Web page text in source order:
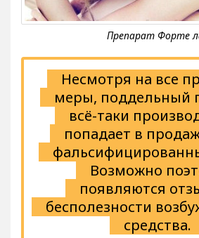
Несмотря на все
меры, поддельный
всё-таки
попадает в
Возможно
появляются
бесполезности
средства.